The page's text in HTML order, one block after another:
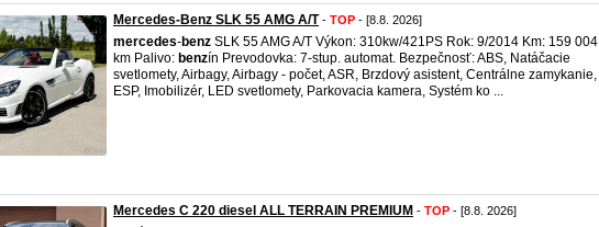
Mercedes-Benz SLK 55 AMG A/T- TOP - [8.8. 2026]
mercedes-benz SLK 55 AMG A/T Výkon: 310kw/421PS Rok: 9/2014 Km: 159 004
km Palivo: benzín Prevodovka: 7-stup. automat. Bezpečnosť: ABS, Natáčacie
svetlomety, Airbagy, Airbagy - počet, ASR, Brzdový asistent, Centrálne zamykanie,
ESP, Imobilizér, LED svetlomety, Parkovacia kamera, Systém ko ...
Mercedes C 220 diesel ALL TERRAIN PREMIUM - TOP - [8.8. 2026]